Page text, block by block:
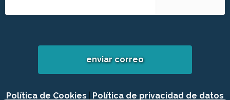
enviar correo
Política de Cookies Política de privacidad de datos